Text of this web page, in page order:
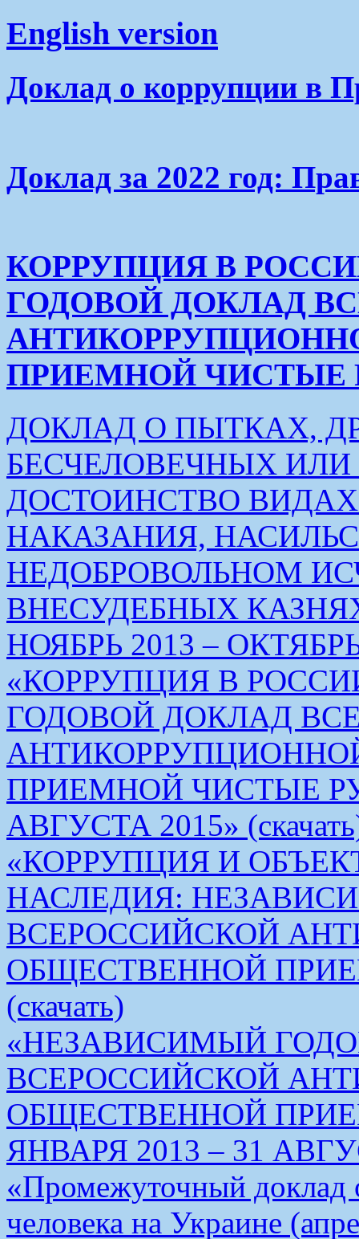
English version
Доклад о коррупции в
Доклад за 2022 год:
КОРРУПЦИЯ В
ГОДОВОЙ ДОКЛАД
ПРИЕМНОЙ ЧИСТЫЕ
ДОКЛАД О ПЫТКАХ,
БЕСЧЕЛОВЕЧНЫХ
ДОСТОИНСТВО
НАКАЗАНИЯ,
НЕДОБРОВОЛЬНОМ
ВНЕСУДЕБНЫХ
НОЯБРЬ 2013 – ОКТЯБРЬ
«КОРРУПЦИЯ В
ГОДОВОЙ ДОКЛАД
ПРИЕМНОЙ ЧИСТЫЕ
АВГУСТА 2015»
«КОРРУПЦИЯ И
НАСЛЕДИЯ:
ВСЕРОССИЙСКОЙ
ОБЩЕСТВЕННОЙ
(скачать)
«НЕЗАВИСИМЫЙ
ВСЕРОССИЙСКОЙ
ОБЩЕСТВЕННОЙ
ЯНВАРЯ 2013 – 31
«Промежуточный доклад
человека на Украине